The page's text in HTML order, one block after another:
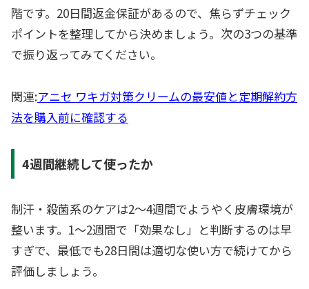
階です。20日間返金保証があるので、焦らずチェック
ポイントを整理してから決めましょう。次の3つの基準
で振り返ってみてください。
関連:アニセ ワキガ対策クリームの最安値と定期解約方
法を購入前に確認する
4週間継続して使ったか
制汗・殺菌系のケアは2〜4週間でようやく皮膚環境が
整います。1〜2週間で「効果なし」と判断するのは早
すぎで、最低でも28日間は適切な使い方で続けてから
評価しましょう。